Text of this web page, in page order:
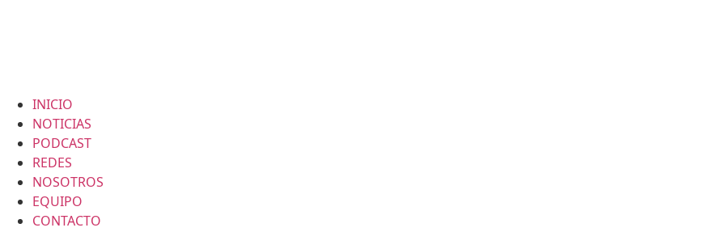
INICIO
NOTICIAS
PODCAST
REDES
NOSOTROS
EQUIPO
CONTACTO